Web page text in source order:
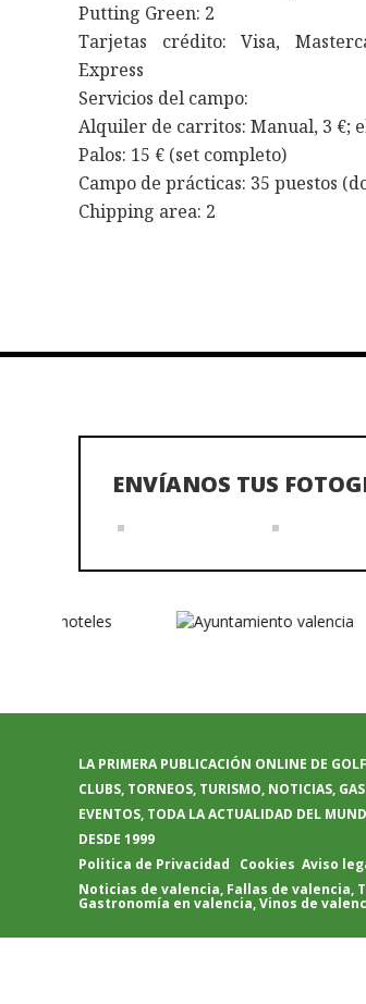
Putting Green: 2
Tarjetas crédito: Visa,
Express
Servicios del campo:
Alquiler de carritos: Manual, 3 €;
Palos: 15 € (set completo)
Campo de prácticas: 35 puestos
Chipping area: 2
ENVÍANOS TUS
LA PRIMERA PUBLICACIÓN ONLINE DE
CLUBS, TORNEOS, TURISMO, NOTICIAS,
EVENTOS, TODA LA ACTUALIDAD DEL
DESDE 1999
Politica de Privacidad
Cookies Aviso
Noticias de valencia, Fallas de valencia,
Gastronomía en valencia,Vinos de